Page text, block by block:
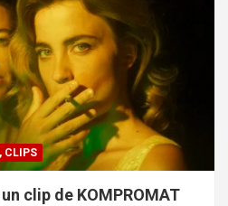
CLIPS
clip de KOMPROMAT